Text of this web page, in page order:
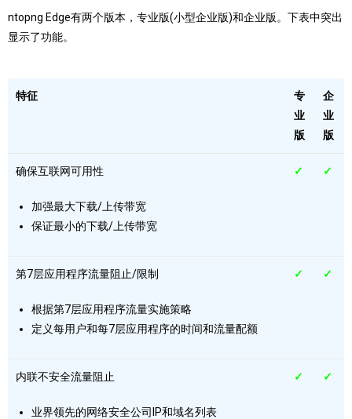
ntopng Edge有两个版本，专业版(小型企业版)和企业版。 下表中突出
显示了功能。
特征
专
业
版
企
业
版
确保互联网可用性
加强最大下载/上传带宽
保证最小的下载/上传带宽
✓ ✓
第7层应用程序流量阻止/限制
根据第7层应用程序流量实施策略
定义每用户和每7层应用程序的时间和流量配额
✓ ✓
内联不安全流量阻止
业界领先的网络安全公司IP和域名列表
✓ ✓